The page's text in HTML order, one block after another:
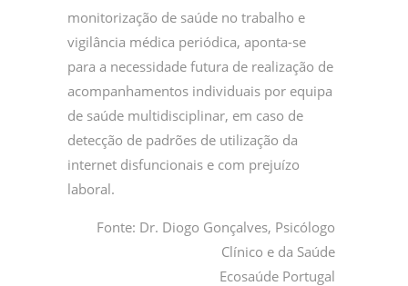
monitorização de saúde no trabalho e
vigilância médica periódica, aponta-se
para a necessidade futura de realização de
acompanhamentos individuais por equipa
de saúde multidisciplinar, em caso de
detecção de padrões de utilização da
internet disfuncionais e com prejuízo
laboral.
Fonte: Dr. Diogo Gonçalves, Psicólogo
Clínico e da Saúde
Ecosaúde Portugal